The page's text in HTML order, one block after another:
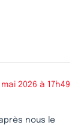
2026 à 17h49
nous le